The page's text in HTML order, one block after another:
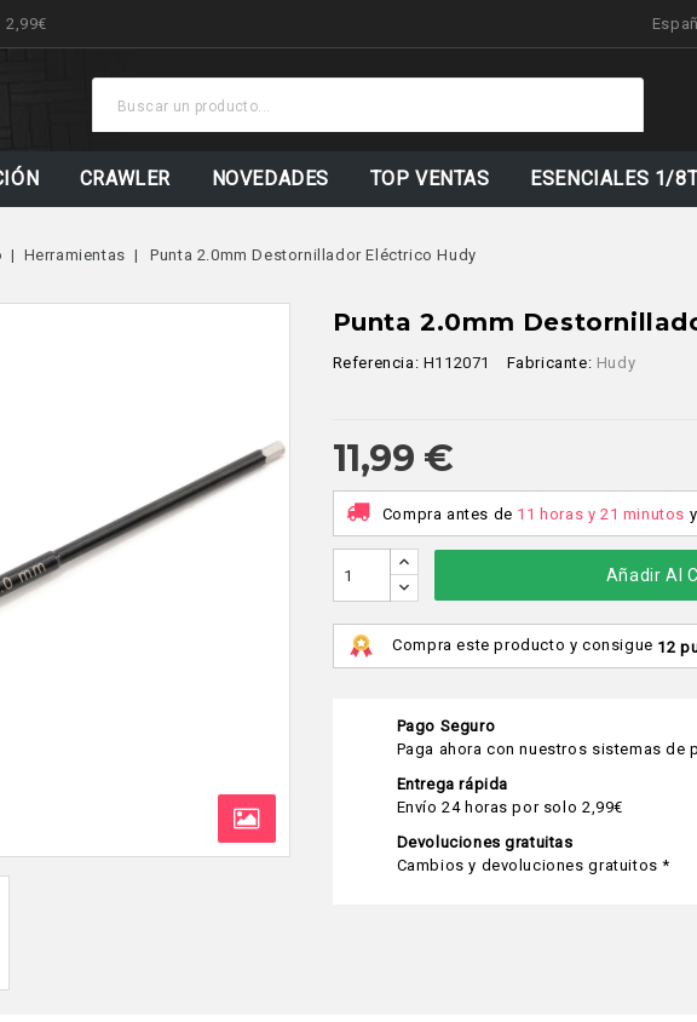
2,99€
Stock
CRAWLER NOVEDADES TOP VENTAS ESENCIALES 1/
Herramientas Punta 2.0mm Destornillador Eléctrico Hudy
Punta 2.0mm
Referencia: H112071 Fabricante: Hudy
11,99 €
Compra antes de 11 horas y 21 minutos
Añadir Al
Compra este producto y consigue 12
Pago Seguro
Paga ahora con nuestros sistemas de
Entrega rápida
Envío 24 horas por solo 2,99€
Devoluciones gratuitas
Cambios y devoluciones gratuitos *